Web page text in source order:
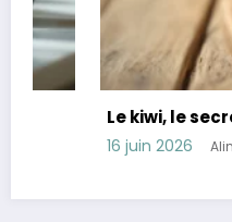
Le kiwi, le secret
16 juin 2026 Alimentation